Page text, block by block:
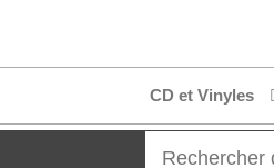
CD et Vinyles